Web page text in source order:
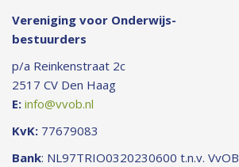
Vereniging voor Onderwijs-
bestuurders
p/a Reinkenstraat 2c
2517 CV Den Haag
E: info@vvob.nl
KvK: 77679083
Bank: NL97TRIO0320230600 t.n.v. VvOB